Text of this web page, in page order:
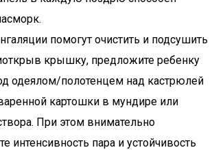
помогут очистить и подсушить
крышку, предложите ребенку
одеялом/полотенцем над кастрюлей
картошки в мундире или
При этом внимательно
интенсивность пара и устойчивость